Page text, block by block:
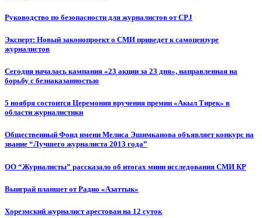
Руководство по безопасности для журналистов от CPJ
Эксперт: Новый законопроект о СМИ приведет к самоцензуре
журналистов
Сегодня началась кампания «23 акции за 23 дня», направленная на
борьбу с безнаказанностью
5 ноября состоится Церемония вручения премии «Акыл Тирек» в
области журналистики
Общественный Фонд имени Мелиса Эшимканова объявляет конкурс на
звание “Лучшего журналиста 2013 года”
ОО “Журналисты” рассказало об итогах мини исследования СМИ КР
Выиграй планшет от Радио «Азаттык»
Хорезмский журналист арестован на 12 суток